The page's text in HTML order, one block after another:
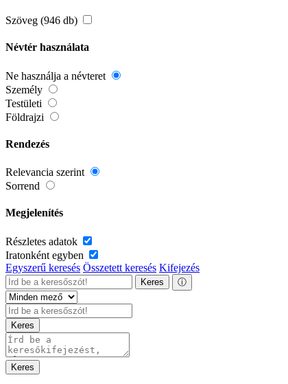
Szöveg (946 db)
Névtér használata
Ne használja a névteret
Személy
Testületi
Földrajzi
Rendezés
Relevancia szerint
Sorrend
Megjelenítés
Részletes adatok
Iratonként egyben
Egyszerű keresés Összetett keresés Kifejezés
Keres ⓘ
Keres
Keres